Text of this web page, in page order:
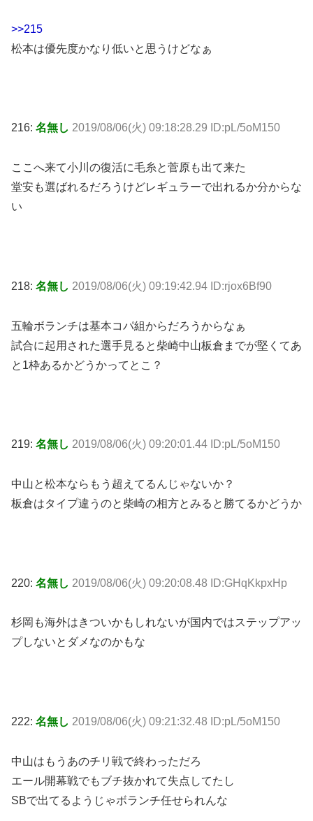
>>215
松本は優先度かなり低いと思うけどなぁ
216: 名無し 2019/08/06(火) 09:18:28.29 ID:pL/5oM150
ここへ来て小川の復活に毛糸と菅原も出て来た
堂安も選ばれるだろうけどレギュラーで出れるか分からな
い
218: 名無し 2019/08/06(火) 09:19:42.94 ID:rjox6Bf90
五輪ボランチは基本コパ組からだろうからなぁ
試合に起用された選手見ると柴崎中山板倉までが堅くてあ
と1枠あるかどうかってとこ？
219: 名無し 2019/08/06(火) 09:20:01.44 ID:pL/5oM150
中山と松本ならもう超えてるんじゃないか？
板倉はタイプ違うのと柴崎の相方とみると勝てるかどうか
220: 名無し 2019/08/06(火) 09:20:08.48 ID:GHqKkpxHp
杉岡も海外はきついかもしれないが国内ではステップアッ
プしないとダメなのかもな
222: 名無し 2019/08/06(火) 09:21:32.48 ID:pL/5oM150
中山はもうあのチリ戦で終わっただろ
エール開幕戦でもブチ抜かれて失点してたし
SBで出てるようじゃボランチ任せられんな